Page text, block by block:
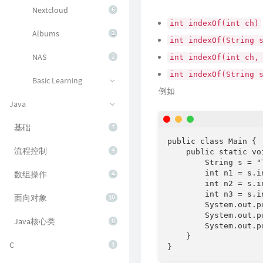
6
Nextcloud
1
Albums
2
NAS
Basic Learning
Java
7
基础
4
流程控制
4
数组操作
10
面向对象
0
Java核心类
1
C
int indexOf(int ch)
int indexOf(String
int indexOf(int ch,
int indexOf(String
例如
public class Main {
public static
String s =
int n1 =
int n2 =
int n3 =
    }
}